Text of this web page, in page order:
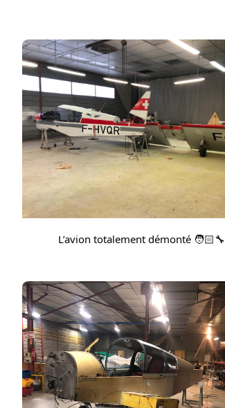
L’avion totalement démonté 🧑🏻‍🔧